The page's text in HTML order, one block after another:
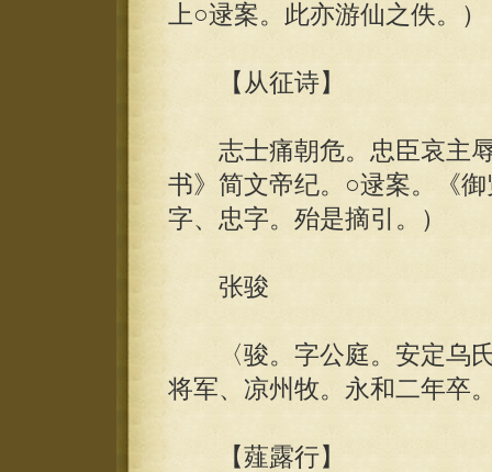
上○逯案。此亦游仙之佚。）
【从征诗】
志士痛朝危。忠臣哀主辱
书》简文帝纪。○逯案。《
字、忠字。殆是摘引。）
张骏
〈骏。字公庭。安定乌氏
将军、凉州牧。永和二年卒
【薤露行】